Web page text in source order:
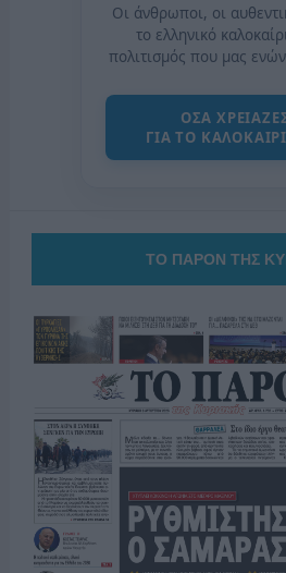
Οι άνθρωποι, οι
το ελληνικό
πολιτισμός που μας
ΟΣΑ
ΓΙΑ ΤΟ
ΤΟ ΠΑΡΟΝ ΤΗΣ